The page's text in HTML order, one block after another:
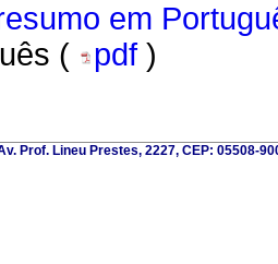
em
(
pdf )
Prof. Lineu Prestes, 2227, CEP: 05508-